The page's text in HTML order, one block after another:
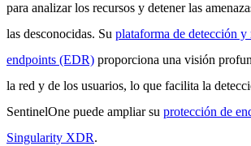
para analizar los recursos y detener las
las desconocidas. Su plataforma de detección y
endpoints (EDR) proporciona una visión
la red y de los usuarios, lo que facilita la
SentinelOne puede ampliar su protección de
Singularity XDR.